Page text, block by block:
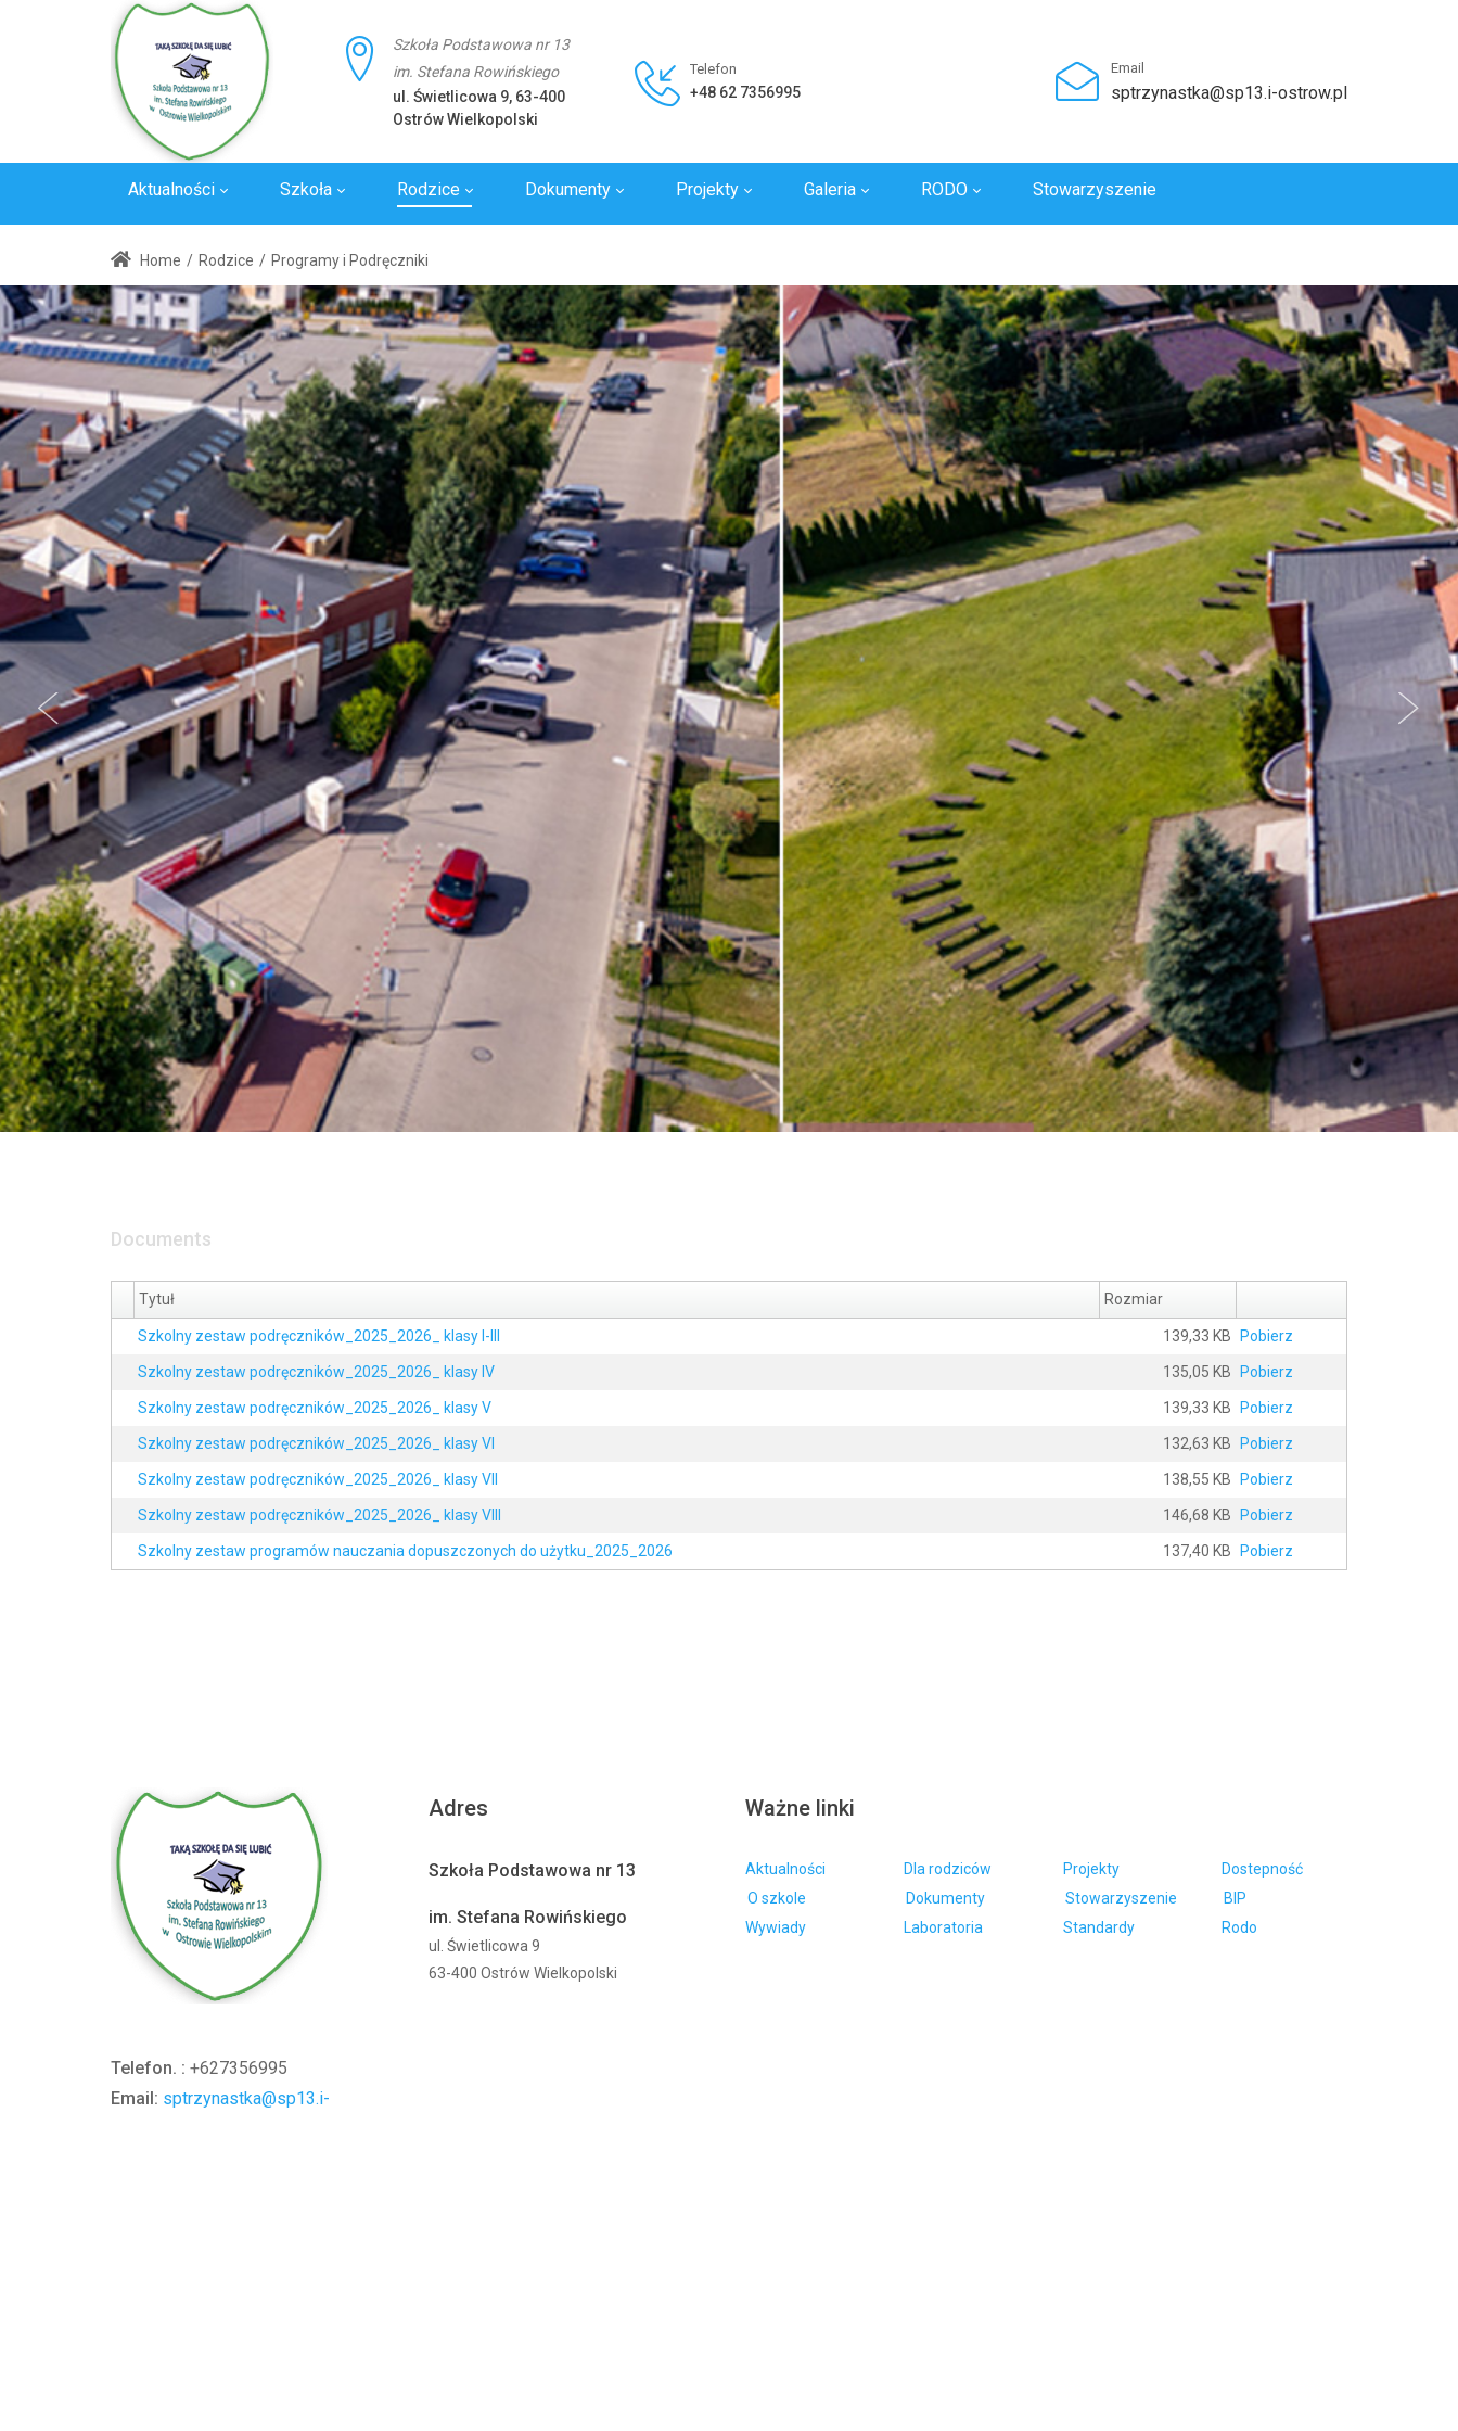
Szkoła Podstawowa nr 13
im. Stefana Rowińskiego
ul. Świetlicowa 9, 63-400
Ostrów Wielkopolski
Telefon
+48 62 7356995
Email
sptrzynastka@sp13.i-ostrow.pl
Aktualności Szkoła Rodzice Dokumenty Projekty Galeria RODO Stowarzyszenie
Home / Rodzice / Programy i Podręczniki
Documents
Tytuł Rozmiar
Szkolny zestaw podręczników_2025_2026_ klasy I-III 139,33 KB Pobierz
Szkolny zestaw podręczników_2025_2026_ klasy IV 135,05 KB Pobierz
Szkolny zestaw podręczników_2025_2026_ klasy V 139,33 KB Pobierz
Szkolny zestaw podręczników_2025_2026_ klasy VI 132,63 KB Pobierz
Szkolny zestaw podręczników_2025_2026_ klasy VII 138,55 KB Pobierz
Szkolny zestaw podręczników_2025_2026_ klasy VIII 146,68 KB Pobierz
Szkolny zestaw programów nauczania dopuszczonych do użytku_2025_2026 137,40 KB Pobierz
Telefon. : +627356995
Email: sptrzynastka@sp13.i-
Adres
Szkoła Podstawowa nr 13
im. Stefana Rowińskiego
ul. Świetlicowa 9
63-400 Ostrów Wielkopolski
Ważne linki
Aktualności Dla rodziców Projekty
Dostepność
O szkole
Dokumenty Stowarzyszenie
BIP
Wywiady
Laboratoria Standardy Rodo